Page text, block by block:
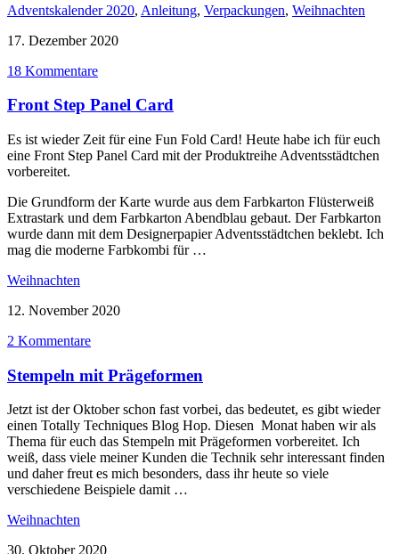
Adventskalender 2020, Anleitung, Verpackungen, Weihnachten
17. Dezember 2020
18 Kommentare
Front Step Panel Card
Es ist wieder Zeit für eine Fun Fold Card! Heute habe ich für euch
eine Front Step Panel Card mit der Produktreihe Adventsstädtchen
vorbereitet.
Die Grundform der Karte wurde aus dem Farbkarton Flüsterweiß
Extrastark und dem Farbkarton Abendblau gebaut. Der Farbkarton
wurde dann mit dem Designerpapier Adventsstädtchen beklebt. Ich
mag die moderne Farbkombi für …
Weihnachten
12. November 2020
2 Kommentare
Stempeln mit Prägeformen
Jetzt ist der Oktober schon fast vorbei, das bedeutet, es gibt wieder
einen Totally Techniques Blog Hop. Diesen Monat haben wir als
Thema für euch das Stempeln mit Prägeformen vorbereitet. Ich
weiß, dass viele meiner Kunden die Technik sehr interessant finden
und daher freut es mich besonders, dass ihr heute so viele
verschiedene Beispiele damit …
Weihnachten
30. Oktober 2020